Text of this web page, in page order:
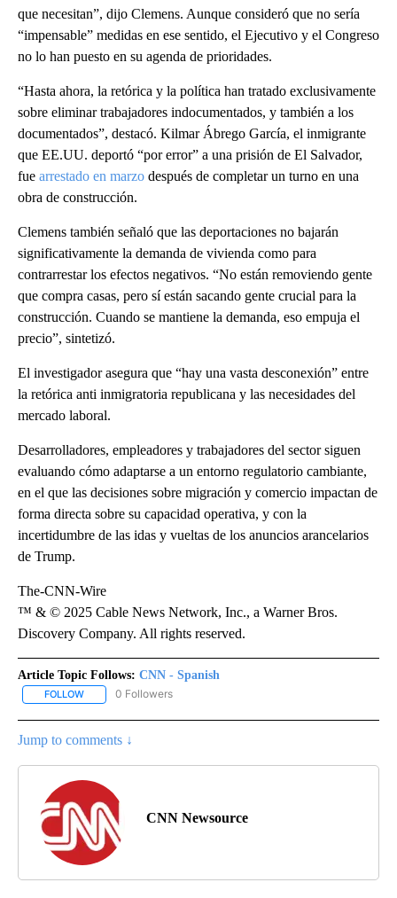
que necesitan”, dijo Clemens. Aunque consideró que no sería
“impensable” medidas en ese sentido, el Ejecutivo y el Congreso
no lo han puesto en su agenda de prioridades.
“Hasta ahora, la retórica y la política han tratado exclusivamente
sobre eliminar trabajadores indocumentados, y también a los
documentados”, destacó. Kilmar Ábrego García, el inmigrante
que EE.UU. deportó “por error” a una prisión de El Salvador,
fue arrestado en marzo después de completar un turno en una
obra de construcción.
Clemens también señaló que las deportaciones no bajarán
significativamente la demanda de vivienda como para
contrarrestar los efectos negativos. “No están removiendo gente
que compra casas, pero sí están sacando gente crucial para la
construcción. Cuando se mantiene la demanda, eso empuja el
precio”, sintetizó.
El investigador asegura que “hay una vasta desconexión” entre
la retórica anti inmigratoria republicana y las necesidades del
mercado laboral.
Desarrolladores, empleadores y trabajadores del sector siguen
evaluando cómo adaptarse a un entorno regulatorio cambiante,
en el que las decisiones sobre migración y comercio impactan de
forma directa sobre su capacidad operativa, y con la
incertidumbre de las idas y vueltas de los anuncios arancelarios
de Trump.
The-CNN-Wire
™ & © 2025 Cable News Network, Inc., a Warner Bros.
Discovery Company. All rights reserved.
Article Topic Follows: CNN - Spanish
FOLLOW FOLLOW "CNN - SPANISH" TO RECEIVE NOTIFICATIONS ABOUT
0 Followers
Jump to comments ↓
CNN Newsource